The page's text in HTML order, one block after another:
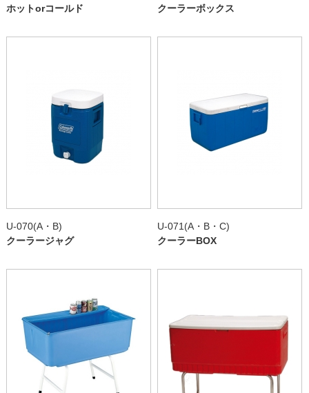
ホットorコールド
クーラーボックス
U-070(A・B)
クーラージャグ
U-071(A・B・C)
クーラーBOX